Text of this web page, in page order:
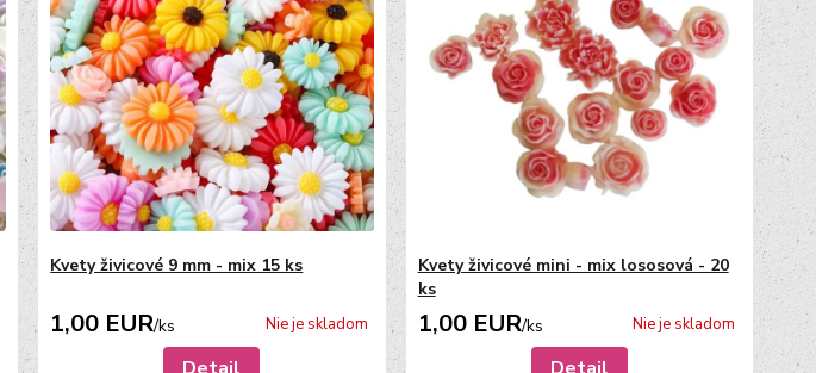
Kvety živicové 9 mm - mix 15 ks
1,00 EUR/ks Nie je skladom
Kvety živicové mini - mix lososová - 20
ks
1,00 EUR/ks Nie je skladom